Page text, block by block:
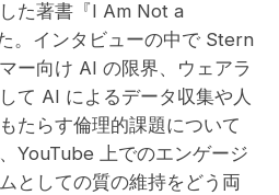
た著書『I Am Not a
。インタビューの中で Stern
ー向け AI の限界、ウェアラ
て AI によるデータ収集や人
たらす倫理的課題について
YouTube 上でのエンゲージ
としての質の維持をどう両